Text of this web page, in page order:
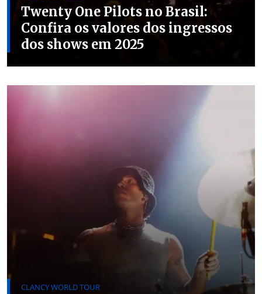
Twenty One Pilots no Brasil:
Confira os valores dos ingressos
dos shows em 2025
CLANCY WORLD TOUR